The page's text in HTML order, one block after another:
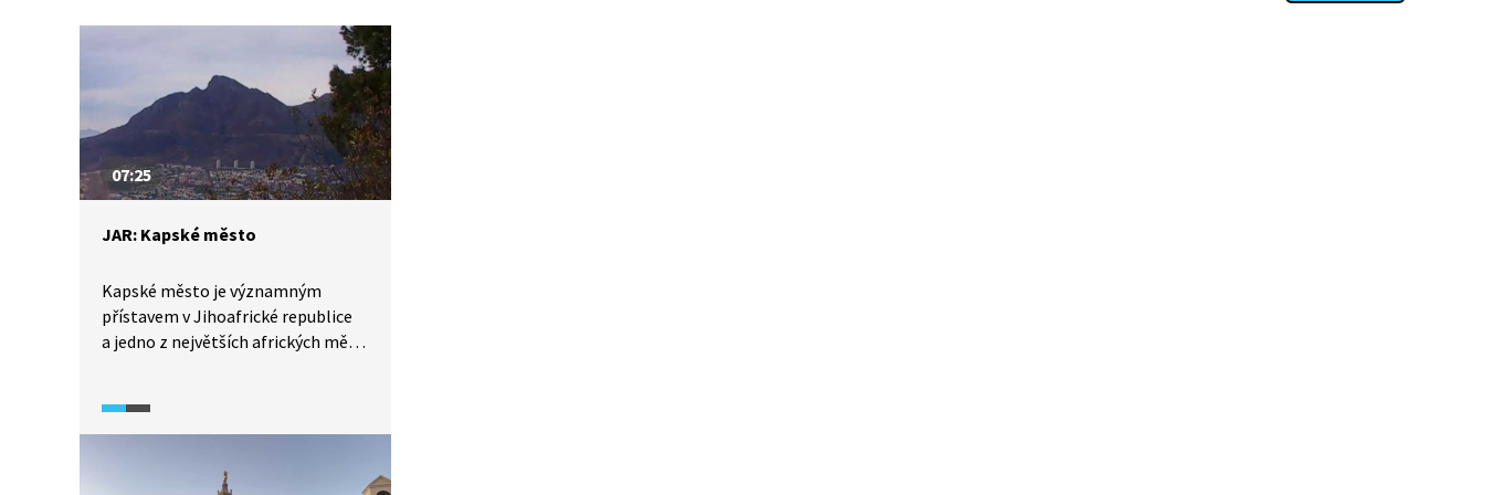
07:25
JAR: Kapské město
Kapské město je významným
přístavem v Jihoafrické republice
a jedno z největších afrických měst.
dědictví bývá také označováno jako
Jednou z nejznámějších přírodních